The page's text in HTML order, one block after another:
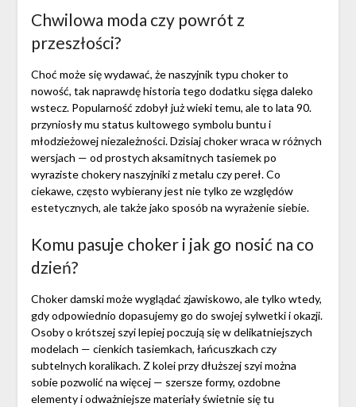
Chwilowa moda czy powrót z
przeszłości?
Choć może się wydawać, że naszyjnik typu choker to
nowość, tak naprawdę historia tego dodatku sięga daleko
wstecz. Popularność zdobył już wieki temu, ale to lata 90.
przyniosły mu status kultowego symbolu buntu i
młodzieżowej niezależności. Dzisiaj choker wraca w różnych
wersjach — od prostych aksamitnych tasiemek po
wyraziste chokery naszyjniki z metalu czy pereł. Co
ciekawe, często wybierany jest nie tylko ze względów
estetycznych, ale także jako sposób na wyrażenie siebie.
Komu pasuje choker i jak go nosić na co
dzień?
Choker damski może wyglądać zjawiskowo, ale tylko wtedy,
gdy odpowiednio dopasujemy go do swojej sylwetki i okazji.
Osoby o krótszej szyi lepiej poczują się w delikatniejszych
modelach — cienkich tasiemkach, łańcuszkach czy
subtelnych koralikach. Z kolei przy dłuższej szyi można
sobie pozwolić na więcej — szersze formy, ozdobne
elementy i odważniejsze materiały świetnie się tu